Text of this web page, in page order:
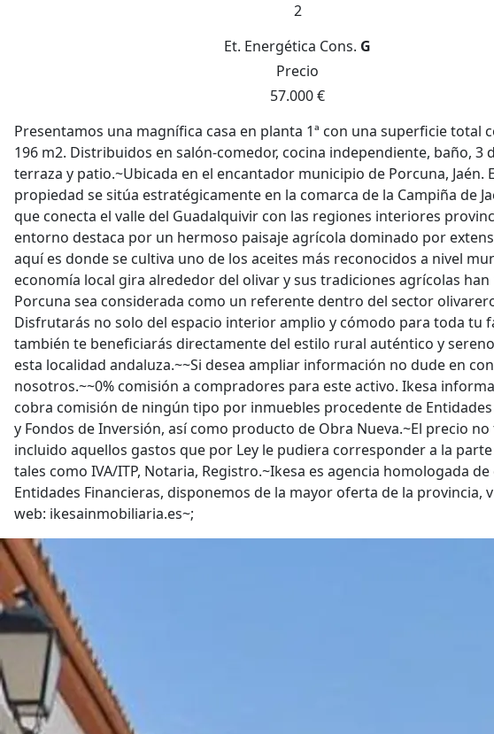
2
Et. Energética Cons. G
Precio
57.000 €
Presentamos una magnífica casa en planta 1ª con una superficie total
196 m2. Distribuidos en salón-comedor, cocina independiente, baño, 3
terraza y patio.~Ubicada en el encantador municipio de Porcuna, Jaén.
propiedad se sitúa estratégicamente en la comarca de la Campiña de
que conecta el valle del Guadalquivir con las regiones interiores
entorno destaca por un hermoso paisaje agrícola dominado por
aquí es donde se cultiva uno de los aceites más reconocidos a nivel
economía local gira alrededor del olivar y sus tradiciones agrícolas han
Porcuna sea considerada como un referente dentro del sector
Disfrutarás no solo del espacio interior amplio y cómodo para toda tu
también te beneficiarás directamente del estilo rural auténtico y
esta localidad andaluza.~~Si desea ampliar información no dude en
nosotros.~~0% comisión a compradores para este activo. Ikesa
cobra comisión de ningún tipo por inmuebles procedente de Entidades
y Fondos de Inversión, así como producto de Obra Nueva.~El precio
incluido aquellos gastos que por Ley le pudiera corresponder a la
tales como IVA/ITP, Notaria, Registro.~Ikesa es agencia homologada
Entidades Financieras, disponemos de la mayor oferta de la provincia,
web: ikesainmobiliaria.es~;